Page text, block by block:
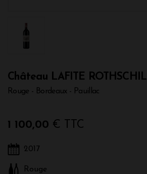
Château LAFITE
Rouge - Bordeaux - Pauillac
1 100,00 € TTC
2017
Rouge